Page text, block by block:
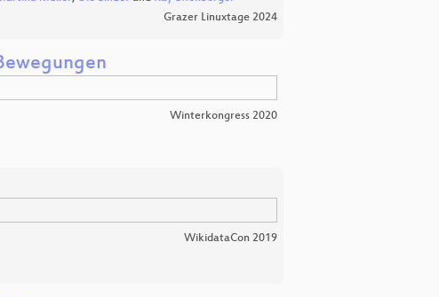
Grazer Linuxtage 2024
Winterkongress 2020
WikidataCon 2019